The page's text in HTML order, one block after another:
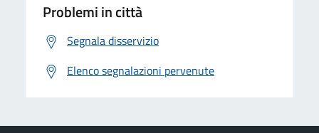
Problemi in città
Segnala disservizio
Elenco segnalazioni pervenute